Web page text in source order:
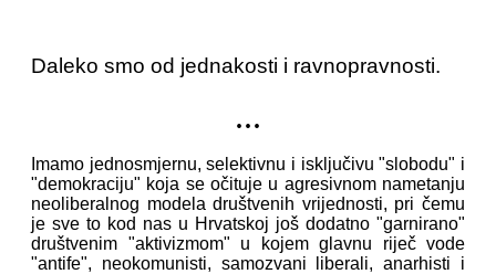
Daleko smo od jednakosti i ravnopravnosti.
...
Imamo jednosmjernu, selektivnu i isključivu "slobodu" i
"demokraciju" koja se očituje u agresivnom nametanju
neoliberalnog modela društvenih vrijednosti, pri čemu
je sve to kod nas u Hrvatskoj još dodatno "garnirano"
društvenim "aktivizmom" u kojem glavnu riječ vode
"antife", neokomunisti, samozvani liberali, anarhisti i